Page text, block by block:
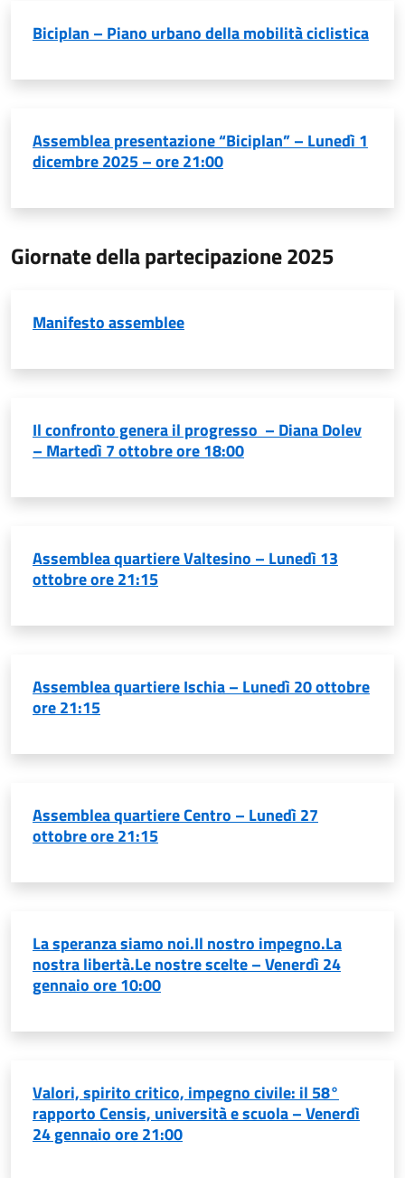
Biciplan – Piano urbano della mobilità ciclistica
Assemblea presentazione “Biciplan” – Lunedì 1
dicembre 2025 – ore 21:00
Giornate della partecipazione 2025
Manifesto assemblee
Il confronto genera il progresso – Diana Dolev
– Martedì 7 ottobre ore 18:00
Assemblea quartiere Valtesino – Lunedì 13
ottobre ore 21:15
Assemblea quartiere Ischia – Lunedì 20 ottobre
ore 21:15
Assemblea quartiere Centro – Lunedì 27
ottobre ore 21:15
La speranza siamo noi.Il nostro impegno.La
nostra libertà.Le nostre scelte – Venerdì 24
gennaio ore 10:00
Valori, spirito critico, impegno civile: il 58°
rapporto Censis, università e scuola – Venerdì
24 gennaio ore 21:00